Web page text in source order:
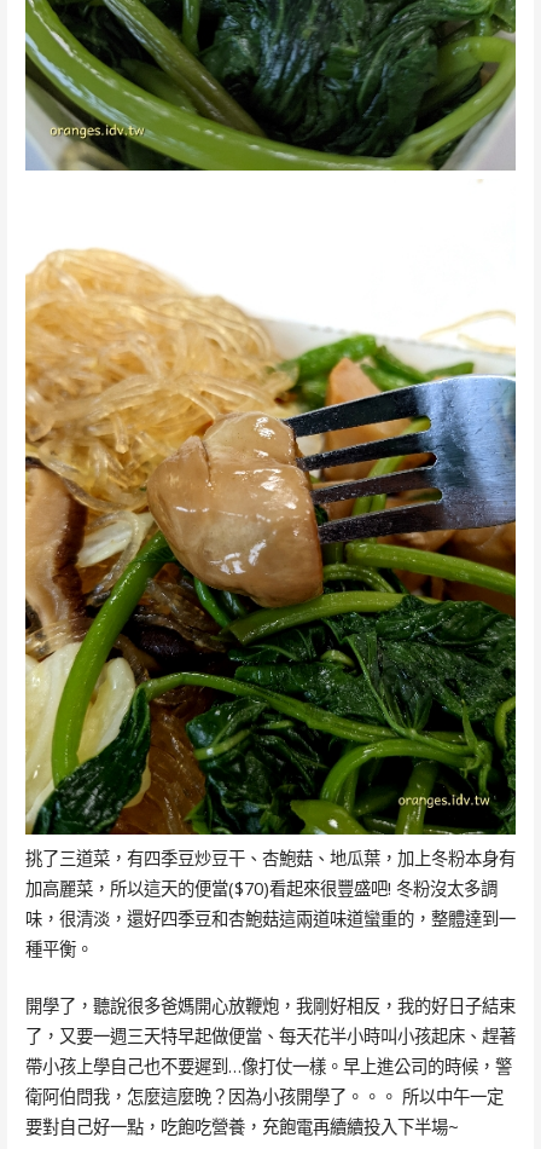
挑了三道菜，有四季豆炒豆干、杏鮑菇、地瓜葉，加上冬粉本身有
加高麗菜，所以這天的便當($70)看起來很豐盛吧! 冬粉沒太多調
味，很清淡，還好四季豆和杏鮑菇這兩道味道蠻重的，整體達到一
種平衡。
開學了，聽說很多爸媽開心放鞭炮，我剛好相反，我的好日子結束
了，又要一週三天特早起做便當、每天花半小時叫小孩起床、趕著
帶小孩上學自己也不要遲到…像打仗一樣。早上進公司的時候，警
衛阿伯問我，怎麼這麼晚？因為小孩開學了。。。 所以中午一定
要對自己好一點，吃飽吃營養，充飽電再續續投入下半場~